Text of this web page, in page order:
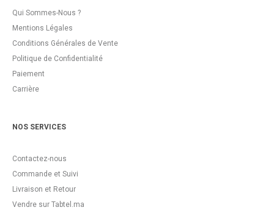
Qui Sommes-Nous ?
Mentions Légales
Conditions Générales de Vente
Politique de Confidentialité
Paiement
Carrière
NOS SERVICES
Contactez-nous
Commande et Suivi
Livraison et Retour
Vendre sur Tabtel.ma